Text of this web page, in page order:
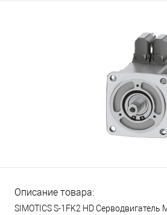
Описание товара:
SIMOTICS S-1FK2 HD Серводвигатель